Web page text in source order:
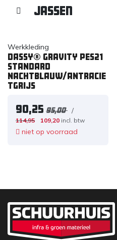
Jassen
Werkkleding
DASSY® Gravity PES21
STANDARD
NACHTBLAUW/ANTRACIE
TGRIJS
90,25 95,00 /
114,95 109,20 incl. btw
niet op voorraad